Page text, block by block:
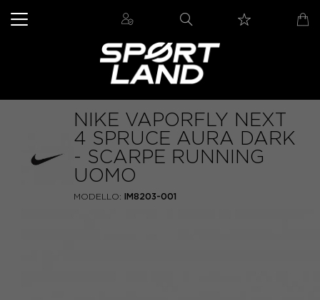
NIKE VAPORFLY NEXT
4 SPRUCE AURA DARK
- SCARPE RUNNING
UOMO
MODELLO: IM8203-001